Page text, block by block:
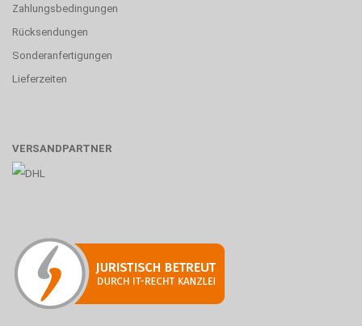
Zahlungsbedingungen
Rücksendungen
Sonderanfertigungen
Lieferzeiten
VERSANDPARTNER